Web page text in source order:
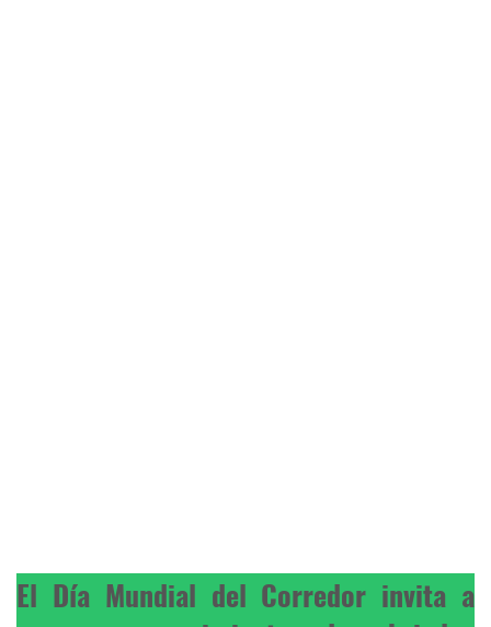
El Día Mundial del Corredor invita a